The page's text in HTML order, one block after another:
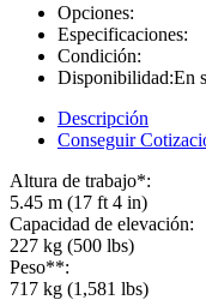
Opciones:
Especificaciones:
Condición:
Disponibilidad:En
Descripción
Conseguir
Altura de trabajo*:
5.45 m (17 ft 4 in)
Capacidad de elevación:
227 kg (500 lbs)
Peso**:
717 kg (1,581 lbs)